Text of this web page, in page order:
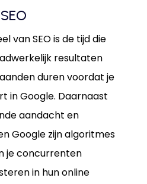
van SEO is de tijd die
resultaten
duren voordat je
in Google. Daarnaast
aandacht en
Google zijn algoritmes
je concurrenten
in hun online